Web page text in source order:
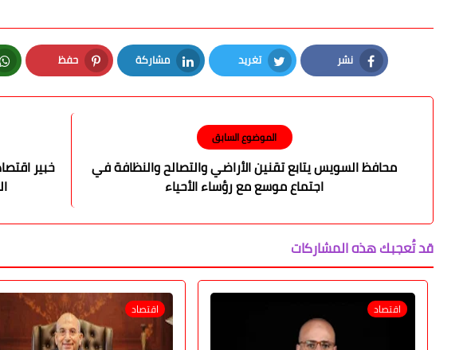
نشر
Facebook
تغريد
Twitter
مشاركة
LinkedIn
حفظ
Pinterest
الموضوع السابق
محافظ السويس يتابع تقنين الأراضي والتصالح والنظافة في
اجتماع موسع مع رؤساء الأحياء
قد تُعجبك هذه المشاركات
اقتصاد اقتصاد